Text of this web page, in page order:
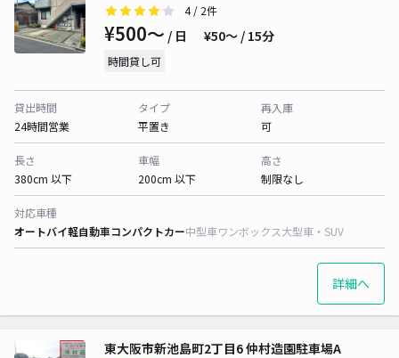
4/ 2件
¥500〜 / 日 ¥50〜 / 15分
時間貸し可
貸出時間
24時間営業
タイプ
平置き
再入庫
可
長さ
380cm 以下
車幅
200cm 以下
高さ
制限なし
対応車種
オートバイ軽自動車コンパクトカー中型車ワンボックス大型車・SUV
詳細へ
東大阪市新池島町2丁目6 仲村造園駐車場A